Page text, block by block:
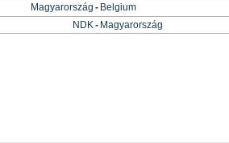
Magyarország - Belgium
NDK- Magyarország